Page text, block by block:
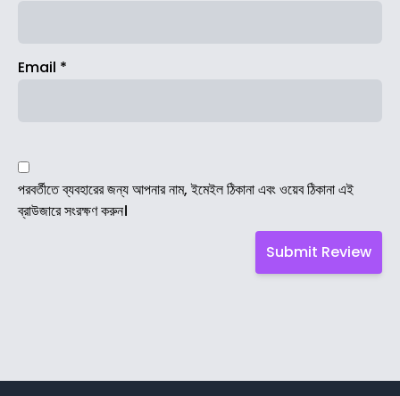
Email *
পরবর্তীতে ব্যবহারের জন্য আপনার নাম, ইমেইল ঠিকানা এবং ওয়েব ঠিকানা এই
ব্রাউজারে সংরক্ষণ করুন।